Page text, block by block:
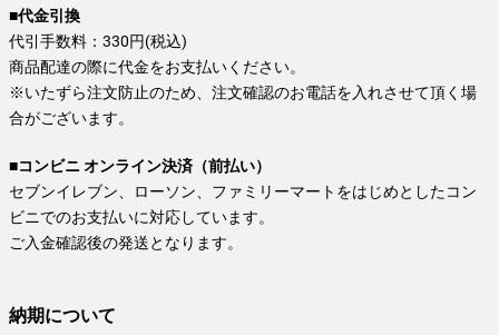
■代金引換
代引手数料：330円(税込)
商品配達の際に代金をお支払いください。
※いたずら注文防止のため、注文確認のお電話を入れさせて頂く場
合がございます。
■コンビニ オンライン決済（前払い）
セブンイレブン、ローソン、ファミリーマートをはじめとしたコン
ビニでのお支払いに対応しています。
ご入金確認後の発送となります。
納期について